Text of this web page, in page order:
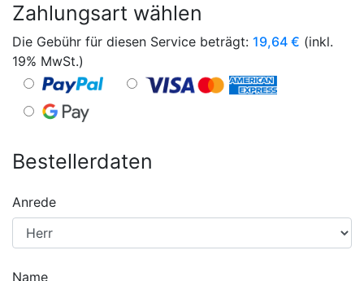
Zahlungsart wählen
Die Gebühr für diesen Service beträgt: 19,64 € (inkl.
19% MwSt.)
Bestellerdaten
Anrede
Name